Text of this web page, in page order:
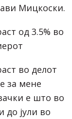
Мицкоски.
од 3.5% во
во делот
за мене
е што во
до јули во